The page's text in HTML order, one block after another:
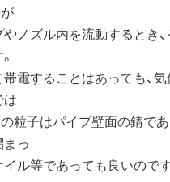
ノズル内を流動するとき
電することはあっても、
粒子はパイプ壁面の錆で
っ
ル等であっても良いので